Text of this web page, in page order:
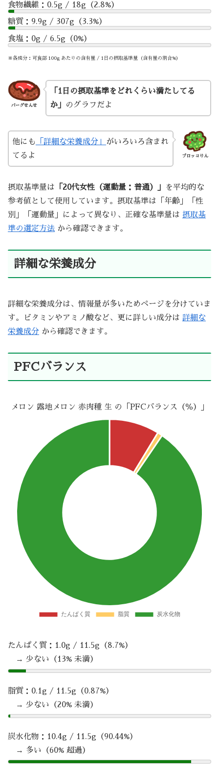
食物繊維：0.5g / 18g（2.8%）
糖質：9.9g / 307g（3.3%）
食塩：0g / 6.5g（0%）
※各成分：可食部 100g あたりの含有量 / 1日の摂取基準量（含有量の割合%）
バーグせんせ
「1日の摂取基準をどれくらい満たしてる
か」
のグラフだよ
ブロッコりん
他にも 「詳細な栄養成分」
がいろいろ含まれ
てるよ
摂取基準量は 「20代女性（運動量：普通）」
を平均的な
参考値として使用しています。摂取基準は「年齢」「性
別」「運動量」によって異なり、正確な基準量は 摂取基
準の選定方法 から確認できます。
詳細な栄養成分
詳細な栄養成分は、情報量が多いためページを分けていま
す。ビタミンやアミノ酸など、更に詳しい成分は 詳細な
栄養成分 から確認できます。
PFCバランス
メロン 露地メロン 赤肉種 生 の「PFCバランス（％）」
たんぱく質：1.0g / 11.5g（8.7%）
→ 少ない（13% 未満）
脂質：0.1g / 11.5g（0.87%）
→ 少ない（20% 未満）
炭水化物：10.4g / 11.5g（90.44%）
→ 多い（60% 超過）